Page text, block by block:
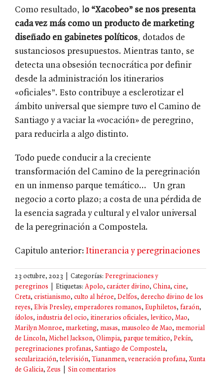
Como resultado, lo “Xacobeo” se nos presenta
cada vez más como un producto de marketing
diseñado en gabinetes políticos, dotados de
sustanciosos presupuestos. Mientras tanto, se
detecta una obsesión tecnocrática por definir
desde la administración los itinerarios
«oficiales”. Esto contribuye a esclerotizar el
ámbito universal que siempre tuvo el Camino de
Santiago y a vaciar la «vocación» de peregrino,
para reducirla a algo distinto.
Todo puede conducir a la creciente
transformación del Camino de la peregrinación
en un inmenso parque temático… Un gran
negocio a corto plazo; a costa de una pérdida de
la esencia sagrada y cultural y el valor universal
de la peregrinación a Compostela.
Capitulo anterior: Itinerancia y peregrinaciones
23 octubre, 2023 Categorías: Peregrinaciones y
peregrinos
Etiquetas: Apolo, carácter divino, China, cine,
Creta, cristianismo, culto al héroe, Delfos, derecho divino de los
reyes, Elvis Presley, emperadores romanos, Euphiletos, faraón,
ídolos, industria del ocio, itinerarios oficiales, levítico, Mao,
Marilyn Monroe, marketing, masas, mausoleo de Mao, memorial
de Lincoln, Michel Jackson, Olimpia, parque temático, Pekín,
peregrinaciones profanas, Santiago de Compostela,
secularización, televisión, Tiananmen,veneración profana, Xunta
de Galicia, Zeus Sin comentarios